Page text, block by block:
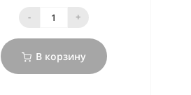
- +
В корзину